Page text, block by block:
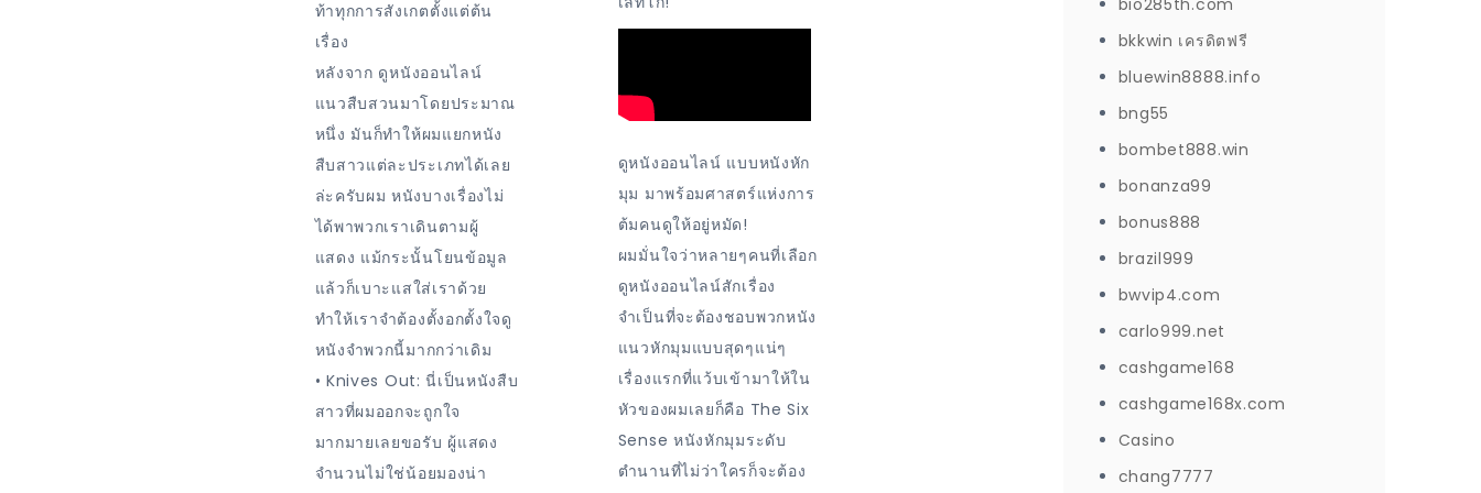
ท้าทุกการสังเกตตั้งแต่ต้น
เรื่อง
หลังจาก ดูหนังออนไลน์
แนวสืบสวนมาโดยประมาณ
หนึ่ง มันก็ทำให้ผมแยกหนัง
สืบสาวแต่ละประเภทได้เลย
ล่ะครับผม หนังบางเรื่องไม่
ได้พาพวกเราเดินตามผู้
แสดง แม้กระนั้นโยนข้อมูล
แล้วก็เบาะแสใส่เราด้วย
ทำให้เราจำต้องตั้งอกตั้งใจดู
หนังจำพวกนี้มากกว่าเดิม
• Knives Out: นี่เป็นหนังสืบ
สาวที่ผมออกจะถูกใจ
มากมายเลยขอรับ ผู้แสดง
จำนวนไม่ใช่น้อยมองน่า
ดูหนังออนไลน์ แบบหนังหัก
มุม มาพร้อมศาสตร์แห่งการ
ต้มคนดูให้อยู่หมัด!
ผมมั่นใจว่าหลายๆคนที่เลือก
ดูหนังออนไลน์สักเรื่อง
จำเป็นที่จะต้องชอบพวกหนัง
แนวหักมุมแบบสุดๆแน่ๆ
เรื่องแรกที่แว้บเข้ามาให้ใน
หัวของผมเลยก็คือ The Six
Sense หนังหักมุมระดับ
ตำนานที่ไม่ว่าใครก็จะต้อง
bio285th.com
bkkwin เครดิตฟรี
bluewin8888.info
bng55
bombet888.win
bonanza99
bonus888
brazil999
bwvip4.com
carlo999.net
cashgame168
cashgame168x.com
Casino
chang7777